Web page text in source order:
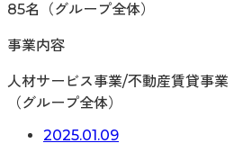
85名（グループ全体）
事業内容
人材サービス事業/不動産賃貸事業
（グループ全体）
2025.01.09